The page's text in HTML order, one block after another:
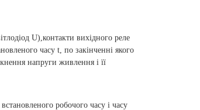
U),контакти вихідного реле
часу t, по закінченні якого
напруги живлення і її
робочого часу і часу